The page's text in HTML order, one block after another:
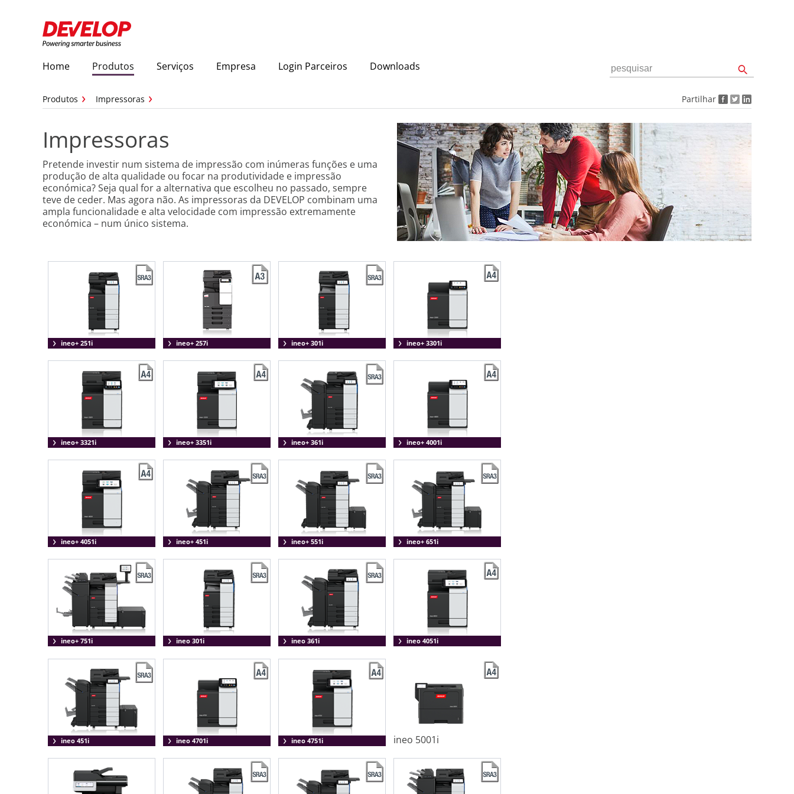
Home Produtos Serviços Empresa Login Parceiros Downloads
Produtos Impressoras Partilhar
Impressoras
Pretende investir num sistema de impressão com inúmeras funções e uma
produção de alta qualidade ou focar na produtividade e impressão
económica? Seja qual for a alternativa que escolheu no passado, sempre
teve de ceder. Mas agora não. As impressoras da DEVELOP combinam uma
ampla funcionalidade e alta velocidade com impressão extremamente
económica – num único sistema.
ineo+ 251i ineo+ 257i ineo+ 301i ineo+ 3301i
ineo+ 3321i ineo+ 3351i ineo+ 361i ineo+ 4001i
ineo+ 4051i ineo+ 451i ineo+ 551i ineo+ 651i
ineo+ 751i ineo 301i ineo 361i ineo 4051i
ineo 451i ineo 4701i ineo 4751i ineo 5001i